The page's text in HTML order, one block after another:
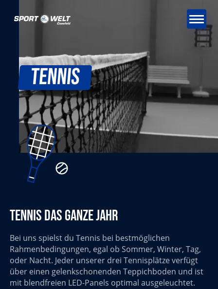
Tennis
Tennis das ganze jahr
Bei uns spielst du Tennis bei bestmöglichen
Rahmenbedingungen, egal ob Sommer, Winter, Tag,
oder Nacht. Jeder unserer drei Tennisplätze verfügt
über einen gelenkschonenden Teppichboden und ist
mit blendfreien LED-Panels optimal ausgeleuchtet.